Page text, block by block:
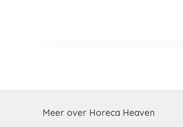
Meer over Horeca Heaven